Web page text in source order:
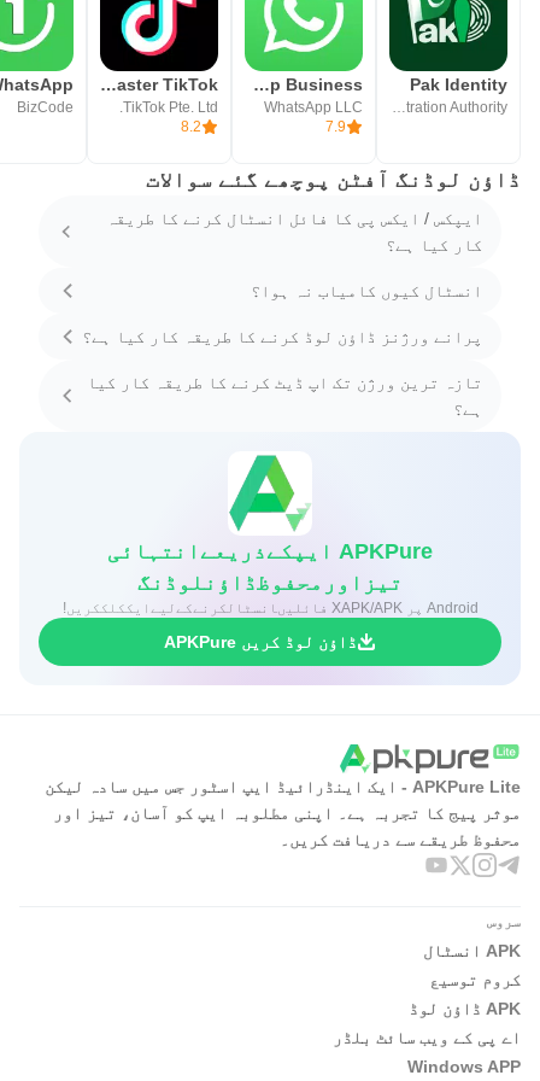
Pak Identity
National Database & Registration Authority
WhatsApp Business
WhatsApp LLC
7.9
TikTok Lite - Faster TikTok
TikTok Pte. Ltd.
8.2
BizCode
ڈاؤن لوڈنگ آفٹن پوچھے گئے سوالات
ایپکس / ایکس پی کا فائل انسٹال کرنے کا طریقہ
کار کیا ہے؟
انسٹال کیوں کامیاب نہ ہوا؟
پرانے ورژنز ڈاؤن لوڈ کرنے کا طریقہ کار کیا ہے؟
تازہ ترین ورژن تک اپ ڈیٹ کرنے کا طریقہ کار کیا
ہے؟
APKPure ایپکےذریعےانتہائی
تیزاورمحفوظڈاؤنلوڈنگ
Android پر XAPK/APK فائلیںانسٹالکرنےکےلیےایککلککریں!
ڈاؤن لوڈ کریں APKPure
APKPure Lite - ایک اینڈرائیڈ ایپ اسٹور جس میں سادہ لیکن
موثر پیج کا تجربہ ہے۔ اپنی مطلوبہ ایپ کو آسان، تیز اور
محفوظ طریقے سے دریافت کریں۔
سروس
APK انسٹال
کروم توسیع
APK ڈاؤن لوڈ
اے پی کے ویب سائٹ بلڈر
Windows APP